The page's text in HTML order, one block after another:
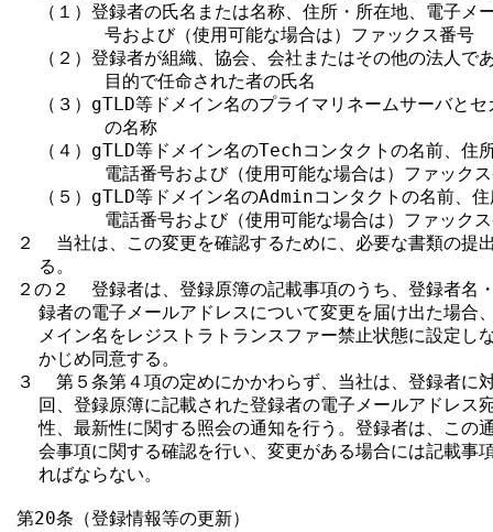
（１）登録者の氏名または名称、住所・所在地、電子メ
        号および（使用可能な場合は）ファックス番号
（２）登録者が組織、協会、会社またはその他の法人で
        目的で任命された者の氏名
（３）gTLD等ドメイン名のプライマリネームサーバとセ
        の名称
（４）gTLD等ドメイン名のTechコンタクトの名前、住
電話番号および（使用可能な場合は）ファック
（５）gTLD等ドメイン名のAdminコンタクトの名前、住
電話番号および（使用可能な場合は）ファック
２  当社は、この変更を確認するために、必要な書類の提
  る。
２の２  登録者は、登録原簿の記載事項のうち、登録者名
録者の電子メールアドレスについて変更を届け出た場合
メイン名をレジストラトランスファー禁止状態に設定し
  かじめ同意する。
３  第５条第４項の定めにかかわらず、当社は、登録者に
回、登録原簿に記載された登録者の電子メールアドレス
性、最新性に関する照会の通知を行う。登録者は、この
会事項に関する確認を行い、変更がある場合には記載事
  ればならない。
第20条（登録情報等の更新）